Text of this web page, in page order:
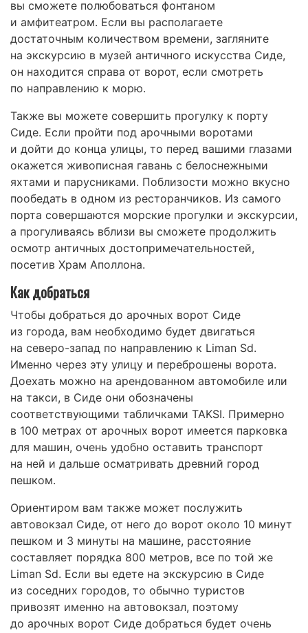
вы сможете полюбоваться фонтаном
и амфитеатром. Если вы располагаете
достаточным количеством времени, загляните
на экскурсию в музей античного искусства Сиде,
он находится справа от ворот, если смотреть
по направлению к морю.
Также вы можете совершить прогулку к порту
Сиде. Если пройти под арочными воротами
и дойти до конца улицы, то перед вашими глазами
окажется живописная гавань с белоснежными
яхтами и парусниками. Поблизости можно вкусно
пообедать в одном из ресторанчиков. Из самого
порта совершаются морские прогулки и экскурсии,
а прогуливаясь вблизи вы сможете продолжить
осмотр античных достопримечательностей,
посетив Храм Аполлона.
Как добраться
Чтобы добраться до арочных ворот Сиде
из города, вам необходимо будет двигаться
на северо-запад по направлению к Liman Sd.
Именно через эту улицу и переброшены ворота.
Доехать можно на арендованном автомобиле или
на такси, в Сиде они обозначены
соответствующими табличками TAKSI. Примерно
в 100 метрах от арочных ворот имеется парковка
для машин, очень удобно оставить транспорт
на ней и дальше осматривать древний город
пешком.
Ориентиром вам также может послужить
автовокзал Сиде, от него до ворот около 10 минут
пешком и 3 минуты на машине, расстояние
составляет порядка 800 метров, все по той же
Liman Sd. Если вы едете на экскурсию в Сиде
из соседних городов, то обычно туристов
привозят именно на автовокзал, поэтому
до арочных ворот Сиде добраться будет очень